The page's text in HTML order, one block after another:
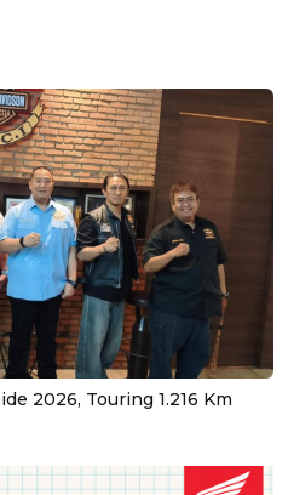
2026, Touring 1.216 Km